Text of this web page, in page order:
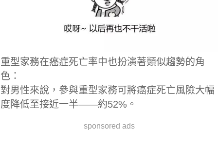
重型家務在癌症死亡率中也扮演著類似趨勢的角
色：
對男性來說，參與重型家務可將癌症死亡風險大幅
度降低至接近一半——約52%。
sponsored ads